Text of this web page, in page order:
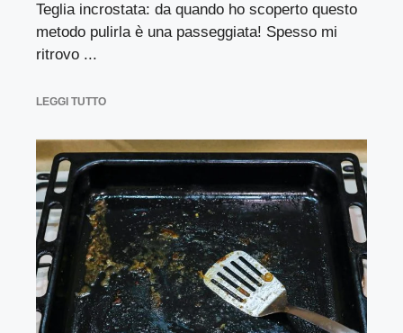
Teglia incrostata: da quando ho scoperto questo
metodo pulirla è una passeggiata! Spesso mi
ritrovo ...
LEGGI TUTTO